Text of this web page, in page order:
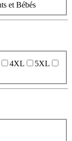
et Bébés
4XL
5XL